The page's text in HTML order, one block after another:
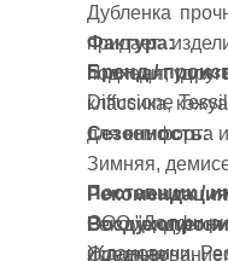
Дубленка
придает
подходит для
классика,
для комфорта
Фактура:
Плотная,
Сезонность:
Зимняя,
Средняя
Бренд /
Diffusione
Поставщик /
ООО "Долфи
Ждановичи,